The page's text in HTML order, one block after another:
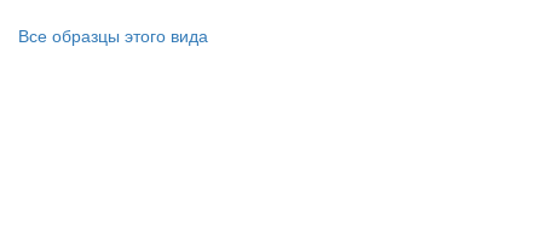
Все образцы этого вида